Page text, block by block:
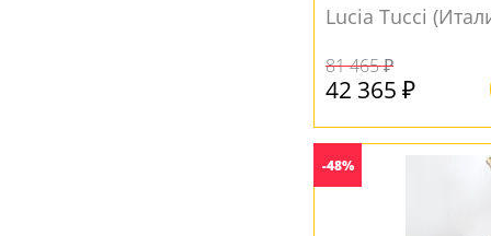
Lucia Tucci
81 465 ₽
42 365 ₽
-48%